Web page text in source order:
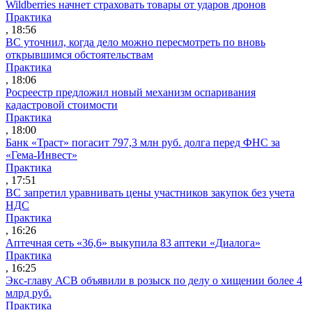
Wildberries начнет страховать товары от ударов дронов
Практика
, 18:56
ВС уточнил, когда дело можно пересмотреть по вновь
открывшимся обстоятельствам
Практика
, 18:06
Росреестр предложил новый механизм оспаривания
кадастровой стоимости
Практика
, 18:00
Банк «Траст» погасит 797,3 млн руб. долга перед ФНС за
«Гема-Инвест»
Практика
, 17:51
ВС запретил уравнивать цены участников закупок без учета
НДС
Практика
, 16:26
Аптечная сеть «36,6» выкупила 83 аптеки «Диалога»
Практика
, 16:25
Экс-главу АСВ объявили в розыск по делу о хищении более 4
млрд руб.
Практика